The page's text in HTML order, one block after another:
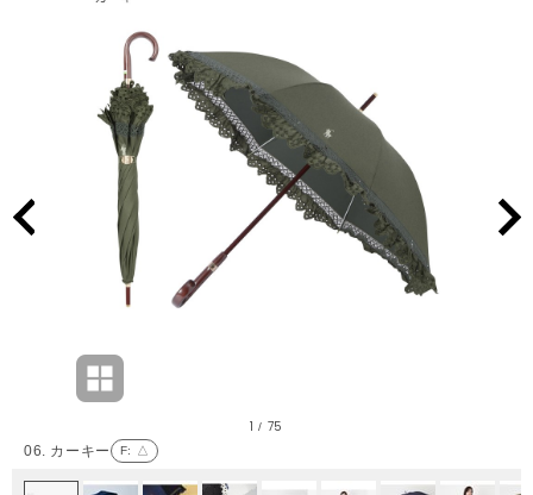
06. カーキー F: △
1 / 75